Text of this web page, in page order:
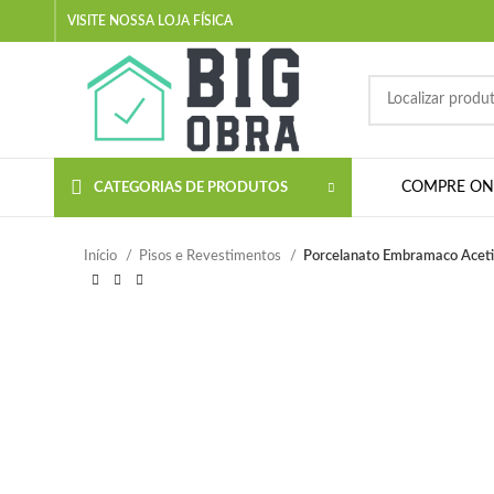
VISITE NOSSA LOJA FÍSICA
CATEGORIAS DE PRODUTOS COMPRE
Início Pisos e Revestimentos Porcelanato Embramaco